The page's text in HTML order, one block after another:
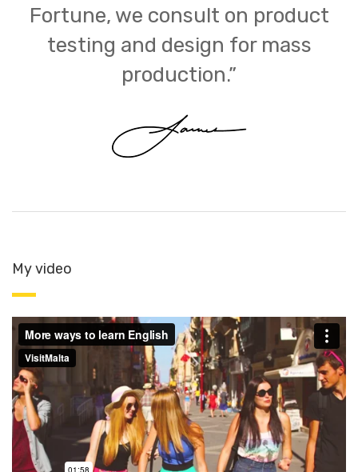
Fortune, we consult on product
testing and design for mass
production.”
My video